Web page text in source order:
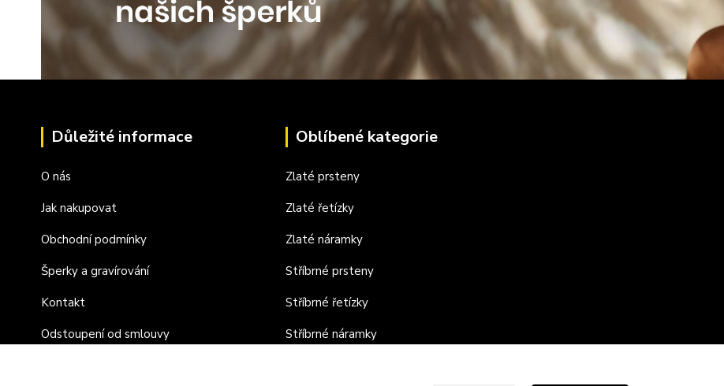
Důležité informace
O nás
Jak nakupovat
Obchodní podmínky
Šperky a gravírování
Kontakt
Odstoupení od smlouvy
Oblíbené kategorie
Zlaté prsteny
Zlaté řetízky
Zlaté náramky
Stříbrné prsteny
Stříbrné řetízky
Stříbrné náramky